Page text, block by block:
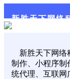
新胜天下网络
新胜天下网络
制作、小程序制
统代理、互联网